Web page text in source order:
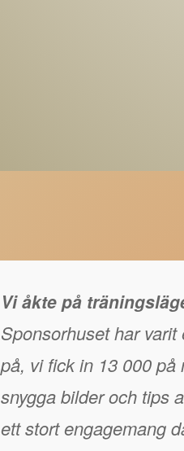
Vi åkte på
Sponsorhuset har
på, vi fick in 13 000 på
snygga bilder och tips
ett stort engagemang